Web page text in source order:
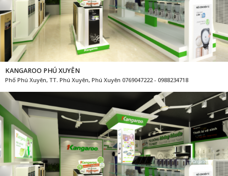
KANGAROO PHÚ XUYÊN
Phố Phú Xuyên, TT. Phú Xuyên, Phú Xuyên 0769047222 - 0988234718